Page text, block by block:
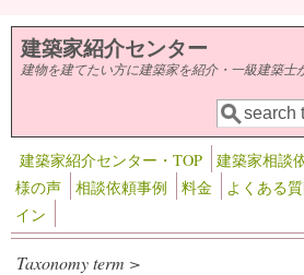
メインコンテンツに移動
建築家紹介センター
建物を建てたい方に建築家を紹介・一級建築士
検索フ
検索
建築家紹介センター・TOP 建築家相談
様の声
相談依頼事例 料金 よくある
イン
Taxonomy term >